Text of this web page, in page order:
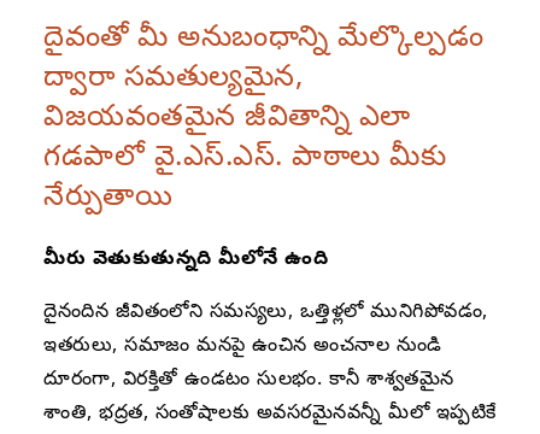
దైవంతో మీ అనుబంధాన్ని మేల్కొల్పడం
ద్వారా సమతుల్యమైన,
విజయవంతమైన జీవితాన్ని ఎలా
గడపాలో వై.ఎస్.ఎస్. పాఠాలు మీకు
నేర్పుతాయి
మీరు వెతుకుతున్నది మీలోనే ఉంది
దైనందిన జీవితంలోని సమస్యలు, ఒత్తిళ్లలో మునిగిపోవడం,
ఇతరులు, సమాజం మనపై ఉంచిన అంచనాల నుండి
దూరంగా, విరక్తితో ఉండటం సులభం. కానీ శాశ్వతమైన
శాంతి, భద్రత, సంతోషాలకు అవసరమైనవన్నీ మీలో ఇప్పటికే